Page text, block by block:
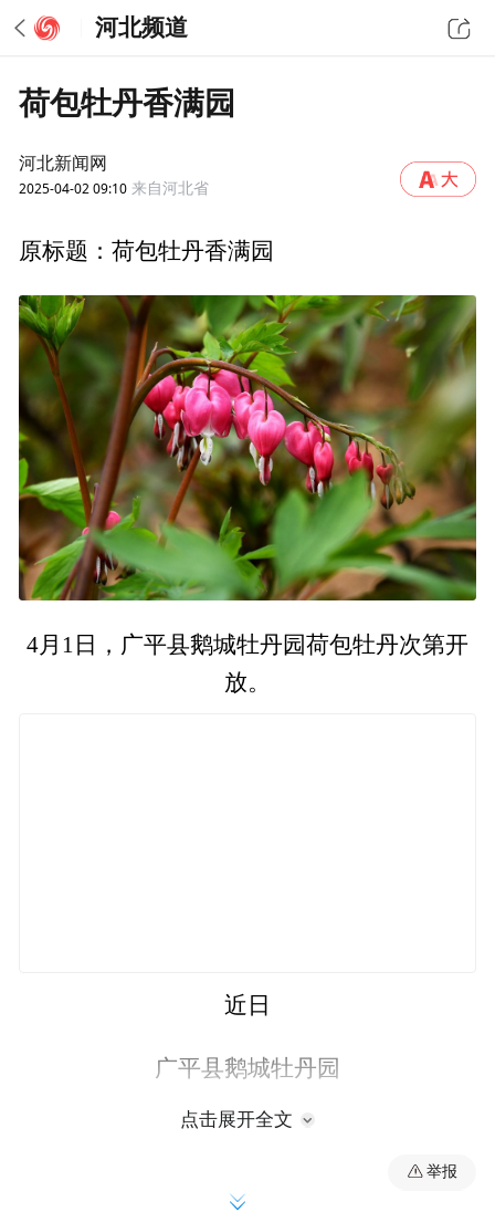
河北频道
荷包牡丹香满园
河北新闻网
2025-04-02 09:10 来自河北省
原标题：荷包牡丹香满园
4月1日，广平县鹅城牡丹园荷包牡丹次第开
放。
近日
广平县鹅城牡丹园
荷包牡丹绽放
成为春日热门打卡点
点击展开全文
举报